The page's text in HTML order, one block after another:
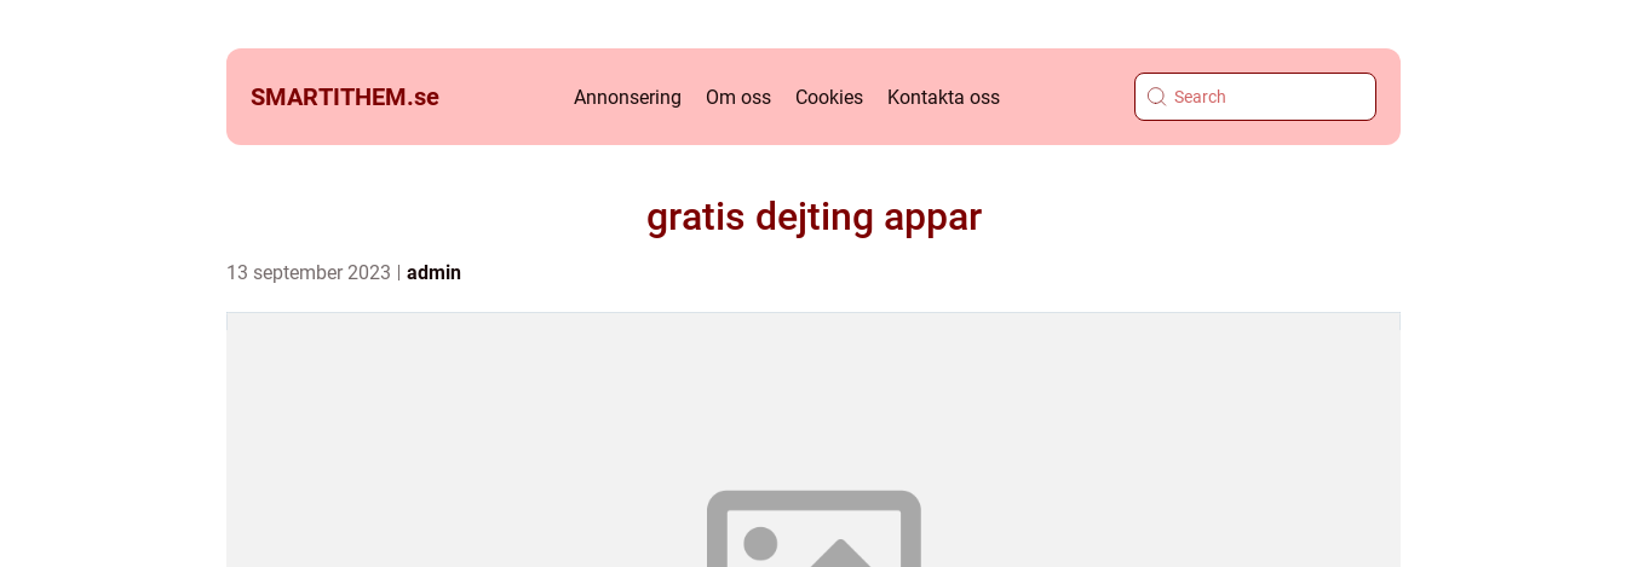
SMARTITHEM.se Annonsering Om oss Cookies Kontakta oss
gratis dejting appar
13 september 2023 admin